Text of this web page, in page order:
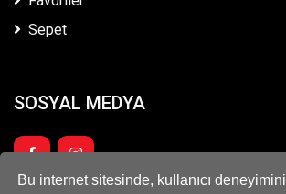
Bu internet sitesinde, kullanıcı deneyimini
Sepet
SOSYAL MEDYA